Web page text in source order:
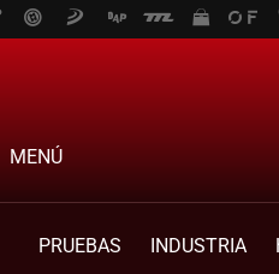
MENÚ
PRUEBAS INDUSTRIA